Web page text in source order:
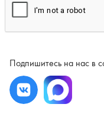
Подпишитесь на нас в